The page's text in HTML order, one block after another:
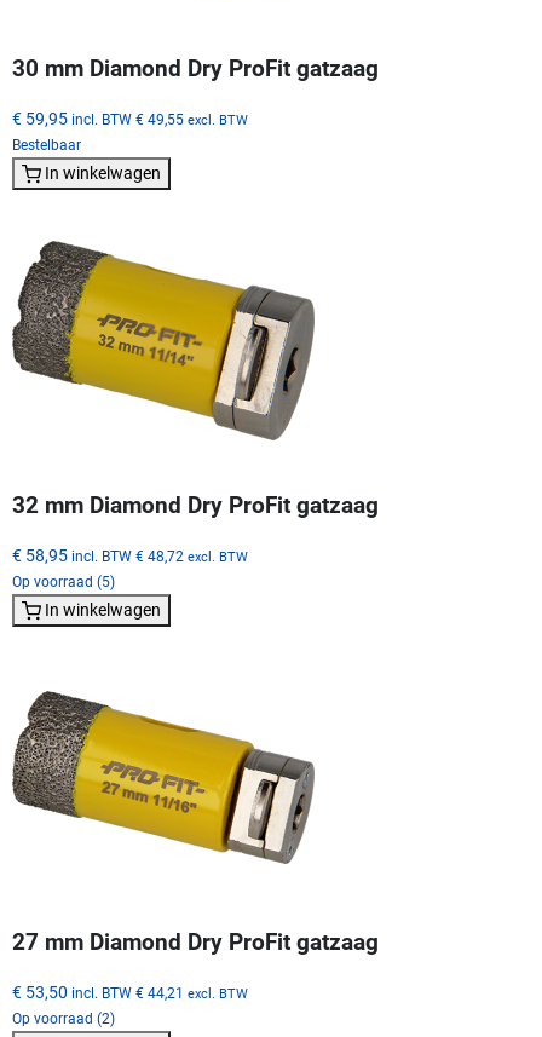
30 mm Diamond Dry ProFit gatzaag
€ 59,95 incl. BTW € 49,55 excl. BTW
Bestelbaar
In winkelwagen
32 mm Diamond Dry ProFit gatzaag
€ 58,95 incl. BTW € 48,72 excl. BTW
Op voorraad (5)
In winkelwagen
27 mm Diamond Dry ProFit gatzaag
€ 53,50 incl. BTW € 44,21 excl. BTW
Op voorraad (2)